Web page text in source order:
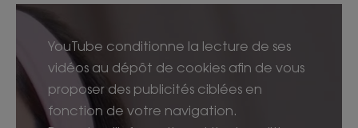
YouTube conditionne la lecture de ses
vidéos au dépôt de cookies afin de vous
proposer des publicités ciblées en
fonction de votre navigation.